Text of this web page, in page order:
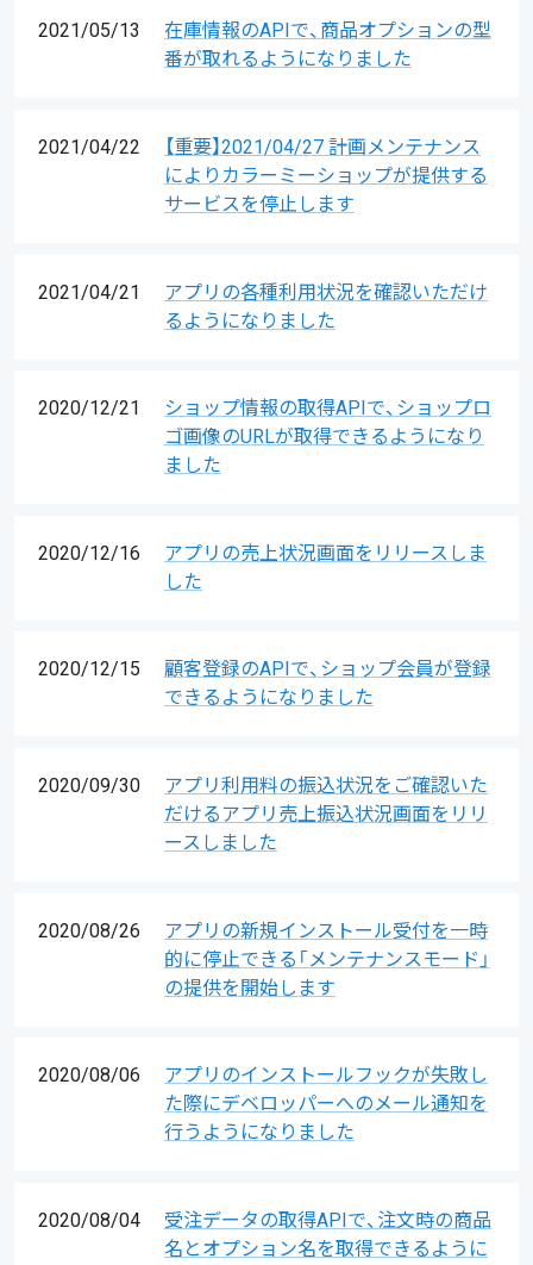
2021/05/13
在庫情報のAPIで、商品オプションの型
番が取れるようになりました
2021/04/22
【重要】2021/04/27 計画メンテナンス
によりカラーミーショップが提供する
サービスを停止します
2021/04/21
アプリの各種利用状況を確認いただけ
るようになりました
2020/12/21
ショップ情報の取得APIで、ショップロ
ゴ画像のURLが取得できるようになり
ました
2020/12/16
アプリの売上状況画面をリリースしま
した
2020/12/15
顧客登録のAPIで、ショップ会員が登録
できるようになりました
2020/09/30
アプリ利用料の振込状況をご確認いた
だけるアプリ売上振込状況画面をリリ
ースしました
2020/08/26
アプリの新規インストール受付を一時
的に停止できる「メンテナンスモード」
の提供を開始します
2020/08/06
アプリのインストールフックが失敗し
た際にデベロッパーへのメール通知を
行うようになりました
2020/08/04
受注データの取得APIで、注文時の商品
名とオプション名を取得できるように